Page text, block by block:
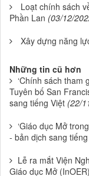
Loạt chính sách
Phần Lan (03/12/
Xây dựng năng
Những tin cũ hơn
‘Chính sách tham
Tuyên bố San
sang tiếng Việt (22/
‘Giáo dục Mở
- bản dịch sang
Lễ ra mắt Viện
Giáo dục Mở